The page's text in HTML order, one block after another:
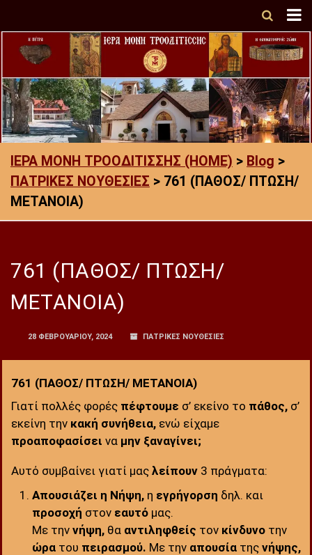
ΙΕΡΑ ΜΟΝΗ ΤΡΟΟΔΙΤΙΣΣΗΣ (HOME) > Blog >
ΠΑΤΡΙΚΕΣ ΝΟΥΘΕΣΙΕΣ > 761 (ΠΑΘΟΣ/ ΠΤΩΣΗ/
ΜΕΤΑΝΟΙΑ)
761 (ΠΑΘΟΣ/ ΠΤΩΣΗ/
ΜΕΤΑΝΟΙΑ)
28 ΦΕΒΡΟΥΑΡΊΟΥ, 2024 ΠΑΤΡΙΚΕΣ ΝΟΥΘΕΣΙΕΣ
761 (ΠΑΘΟΣ/ ΠΤΩΣΗ/ ΜΕΤΑΝΟΙΑ)
Γιατί πολλές φορές πέφτουμε σ’ εκείνο το πάθος, σ’
εκείνη την κακή συνήθεια, ενώ είχαμε
προαποφασίσει να μην ξαναγίνει;
Αυτό συμβαίνει γιατί μας λείπουν 3 πράγματα:
Απουσιάζει η Νήψη, η εγρήγορση δηλ. και
προσοχή στον εαυτό μας.
Με την νήψη, θα αντιληφθείς τον κίνδυνο την
ώρα του πειρασμού. Με την απουσία της νήψης,